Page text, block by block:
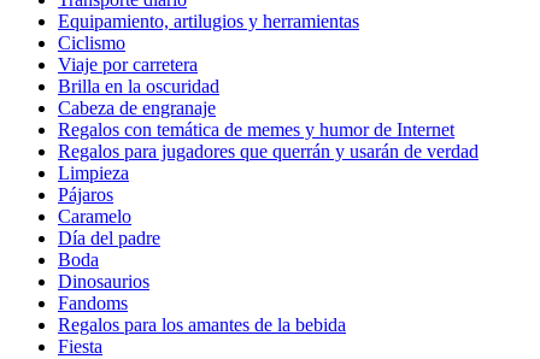
Equipamiento, artilugios y herramientas
Ciclismo
Viaje por carretera
Brilla en la oscuridad
Cabeza de engranaje
Regalos con temática de memes y humor de Internet
Regalos para jugadores que querrán y usarán de verdad
Limpieza
Pájaros
Caramelo
Día del padre
Boda
Dinosaurios
Fandoms
Regalos para los amantes de la bebida
Fiesta